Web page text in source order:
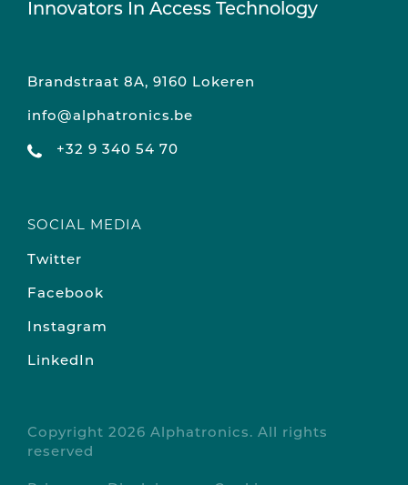
Innovators In Access Technology
Brandstraat 8A, 9160 Lokeren
info@alphatronics.be
+32 9 340 54 70
SOCIAL MEDIA
Twitter
Facebook
Instagram
LinkedIn
Copyright 2026 Alphatronics. All rights
reserved